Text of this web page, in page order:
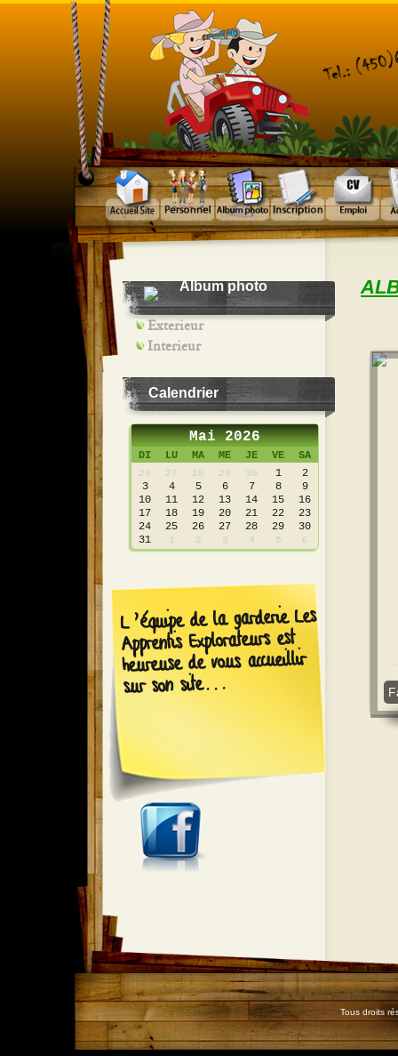
Album photo
Exterieur
Interieur
Calendrier
Mai 2026
DI LU MA ME JE VE SA
26 27 28 29 30 1
2
3
4 5 6 7 8
9
10
11 12 13 14 15
16
17
18 19 20 21 22
23
24
25 26 27 28 29
30
31
1 2 3 4 5 6
L’équipe de la garderie Les
Apprentis Explorateurs est
heureuse de vous accueillir
sur son site...
Tous droits